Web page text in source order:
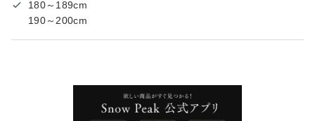
180～189cm
190～200cm